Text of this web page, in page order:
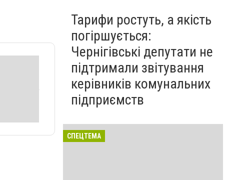
Тарифи ростуть, а якість
погіршується:
Чернігівські депутати не
підтримали звітування
керівників комунальних
підприємств
СПЕЦТЕМА